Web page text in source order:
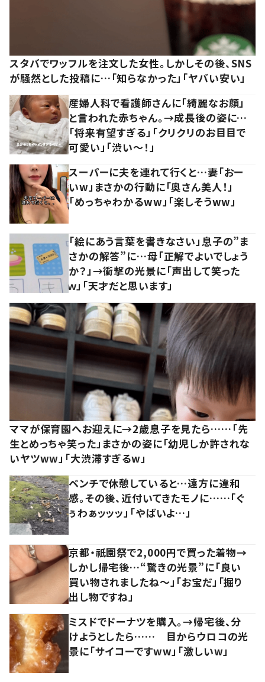
スタバでワッフルを注文した女性。しかしその後、SNS
が騒然とした投稿に…「知らなかった」「ヤバい安い」
産婦人科で看護師さんに「綺麗なお顔」
と言われた赤ちゃん。→成長後の姿に…
「将来有望すぎる」「クリクリのお目目で
可愛い」「渋い～！」
スーパーに夫を連れて行くと…妻「おー
いw」まさかの行動に「奥さん美人！」
「めっちゃわかるww」「楽しそうww」
「絵にあう言葉を書きなさい」息子の”ま
さかの解答”に…母「正解でよいでしょう
か？」→衝撃の光景に「声出して笑った
ｗ」「天才だと思います」
ママが保育園へお迎えに→2歳息子を見たら……「先
生とめっちゃ笑った」まさかの姿に「幼児しか許されな
いヤツww」「大渋滞すぎるw」
ベンチで休憩していると…遠方に違和
感。その後、近付いてきたモノに……「ぐ
ぅわぁッッッ」「やばいよ…」
京都・祇園祭で2,000円で買った着物→
しかし帰宅後…“驚きの光景”に「良い
買い物されましたね～」「お宝だ」「掘り
出し物ですね」
ミスドでドーナツを購入。→帰宅後、分
けようとしたら…… 目からウロコの光
景に「サイコーですww」「激しいw」